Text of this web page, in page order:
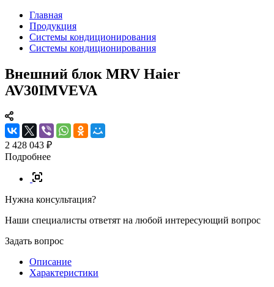
Главная
Продукция
Системы кондиционирования
Системы кондиционирования
Внешний блок MRV Haier
AV30IMVEVA
2 428 043 ₽
Подробнее
Нужна консультация?
Наши специалисты ответят на любой интересующий вопрос
Задать вопрос
Описание
Характеристики